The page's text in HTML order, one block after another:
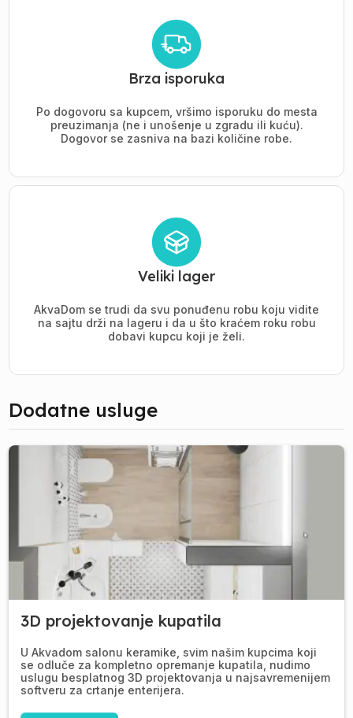
Brza isporuka
Po dogovoru sa kupcem, vršimo isporuku do mesta
preuzimanja (ne i unošenje u zgradu ili kuću).
Dogovor se zasniva na bazi količine robe.
Veliki lager
AkvaDom se trudi da svu ponuđenu robu koju vidite
na sajtu drži na lageru i da u što kraćem roku robu
dobavi kupcu koji je želi.
Dodatne usluge
3D projektovanje kupatila
U Akvadom salonu keramike, svim našim kupcima koji
se odluče za kompletno opremanje kupatila, nudimo
uslugu besplatnog 3D projektovanja u najsavremenijem
softveru za crtanje enterijera.